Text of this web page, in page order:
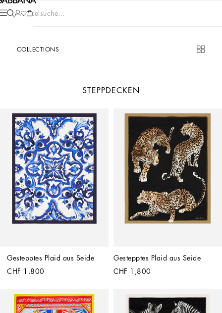
Artikelsuche...
COLLECTIONS
STEPPDECKEN
Gestepptes Plaid aus Seide
CHF 1,800
Gestepptes Plaid aus Seide
CHF 1,800